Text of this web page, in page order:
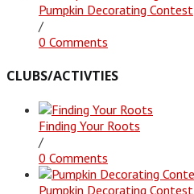
Pumpkin Decorating Contest
/
0 Comments
CLUBS/ACTIVTIES
Finding Your Roots
/
0 Comments
Pumpkin Decorating Contest